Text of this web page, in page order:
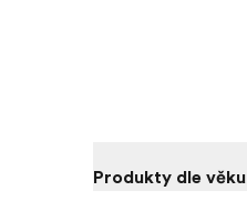
Produkty dle věku